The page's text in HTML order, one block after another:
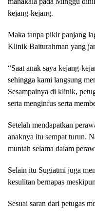
kejang-kejang.
Maka tanpa pikir panjang
Klinik Baiturahman yang
“Saat anak saya kejang-
sehingga kami langsung
Sesampainya di klinik,
serta menginfus serta
Setelah mendapatkan
anaknya itu sempat turun.
muntah selama dalam
Selain itu Sugiatmi juga
kesulitan bernapas
Sesuai saran dari petugas